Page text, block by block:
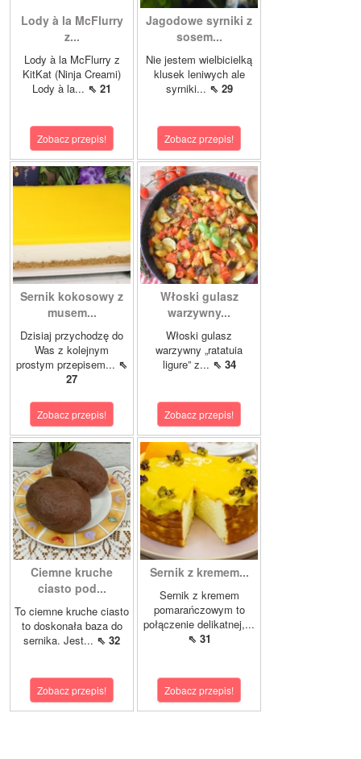
Lody à la McFlurry
z...
Lody à la McFlurry z
KitKat (Ninja Creami)
Lody à la... ⇖ 21
Zobacz przepis!
Jagodowe syrniki z
sosem...
Nie jestem wielbicielką
klusek leniwych ale
syrniki... ⇖ 29
Zobacz przepis!
Sernik kokosowy z
musem...
Dzisiaj przychodzę do
Was z kolejnym
prostym przepisem... ⇖
27
Zobacz przepis!
Włoski gulasz
warzywny...
Włoski gulasz
warzywny „ratatuia
ligure” z... ⇖ 34
Zobacz przepis!
Ciemne kruche
ciasto pod...
To ciemne kruche ciasto
to doskonała baza do
sernika. Jest... ⇖ 32
Zobacz przepis!
Sernik z kremem...
Sernik z kremem
pomarańczowym to
połączenie delikatnej,...
⇖ 31
Zobacz przepis!